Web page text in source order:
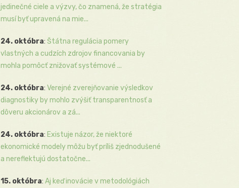
jedinečné ciele a výzvy, čo znamená, že stratégia
musí byť upravená na mie...
24. októbra: Štátna regulácia pomery
vlastných a cudzích zdrojov financovania by
mohla pomôcť znižovať systémové ...
24. októbra: Verejné zverejňovanie výsledkov
diagnostiky by mohlo zvýšiť transparentnosť a
dôveru akcionárov a zá...
24. októbra: Existuje názor, že niektoré
ekonomické modely môžu byť príliš zjednodušené
a nereflektujú dostatočne...
15. októbra: Aj keď inovácie v metodológiách